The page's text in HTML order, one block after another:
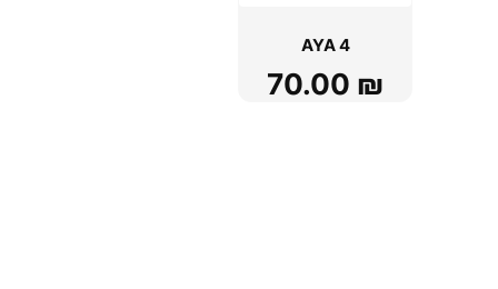
AYA 4
70.00 ₪